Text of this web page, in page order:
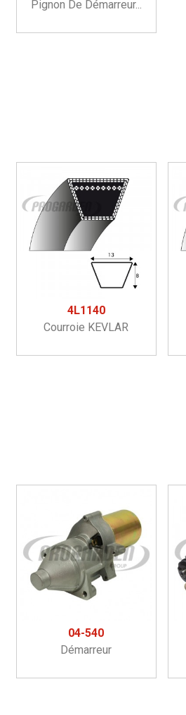
Pignon De Démarreur...
4L1140
Courroie KEVLAR
04-540
Démarreur